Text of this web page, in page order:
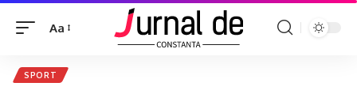
Aa
SPORT